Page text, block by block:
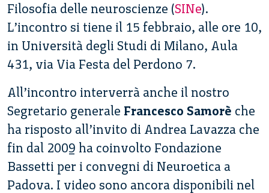
Filosofia delle neuroscienze (SINe).
L’incontro si tiene il 15 febbraio, alle ore 10,
in Università degli Studi di Milano, Aula
431, via Via Festa del Perdono 7.
All’incontro interverrà anche il nostro
Segretario generale Francesco Samorè che
ha risposto all’invito di Andrea Lavazza che
fin dal 2009 ha coinvolto Fondazione
Bassetti per i convegni di Neuroetica a
Padova. I video sono ancora disponibili nel